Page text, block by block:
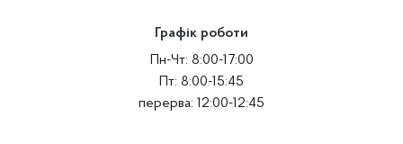
Графік роботи
Пн-Чт: 8:00-17:00
Пт: 8:00-15:45
перерва: 12:00-12:45